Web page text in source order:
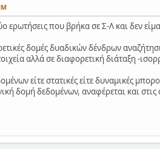
ερωτήσεις που βρήκα σε Σ-Λ και δεν
δομές δυαδικών δένδρων
αλλά σε διαφορετική διάταξη -
είτε στατικές είτε δυναμικές
δομή δεδομένων, αναφέρεται και στις